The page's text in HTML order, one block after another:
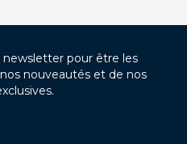
pour être les
nouveautés et de nos